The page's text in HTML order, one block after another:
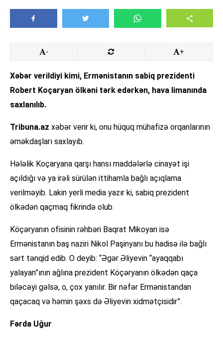
- +
Xəbər verildiyi kimi, Ermənistanın sabiq prezidenti
Robert Koçaryan ölkəni tərk edərkən, hava limanında
saxlanılıb.
Tribuna.az xəbər verir ki, onu hüquq mühafizə orqanlarının
əməkdaşları saxlayıb.
Hələlik Koçaryana qarşı hansı maddələrlə cinayət işi
açıldığı və ya irəli sürülən ittihamla bağlı açıqlama
verilməyib. Lakin yerli media yazır ki, sabiq prezident
ölkədən qaçmaq fikrində olub.
Köçəryanın ofisinin rəhbəri Baqrat Mikoyan isə
Ermənistanın baş naziri Nikol Paşinyanı bu hadisə ilə bağlı
sərt tənqid edib. O deyib: “Əgər Əliyevin “ayaqqabı
yalayan”ının ağlına prezident Köçəryanın ölkədən qaça
biləcəyi gəlsə, o, çox yanılır. Bir nəfər Ermənistandan
qaçacaq və həmin şəxs də Əliyevin xidmətçisidir”.
Fərda Uğur